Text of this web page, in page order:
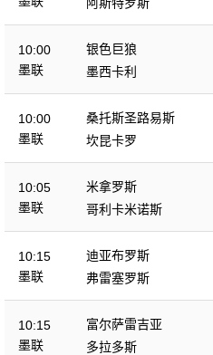
10:00
墨联
银色巨狼
墨西卡利
10:00
墨联
桑托斯圣路易斯
坎昆卡罗
10:05
墨联
米拿罗斯
哥利卡米诺斯
10:15
墨联
迪亚布罗斯
弗雷塞罗斯
10:15
墨联
富尔萨雷吉亚
多拉多斯